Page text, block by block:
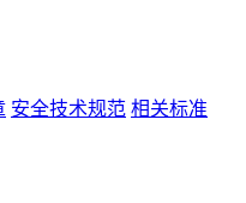
安全技术规范 相关标准